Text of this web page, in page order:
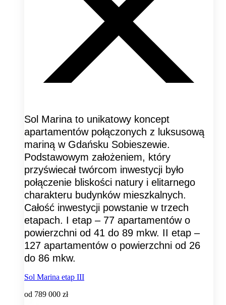
Sol Marina to unikatowy koncept
apartamentów połączonych z luksusową
mariną w Gdańsku Sobieszewie.
Podstawowym założeniem, który
przyświecał twórcom inwestycji było
połączenie bliskości natury i elitarnego
charakteru budynków mieszkalnych.
Całość inwestycji powstanie w trzech
etapach. I etap – 77 apartamentów o
powierzchni od 41 do 89 mkw. II etap –
127 apartamentów o powierzchni od 26
do 86 mkw.
Sol Marina etap III
od 789 000 zł